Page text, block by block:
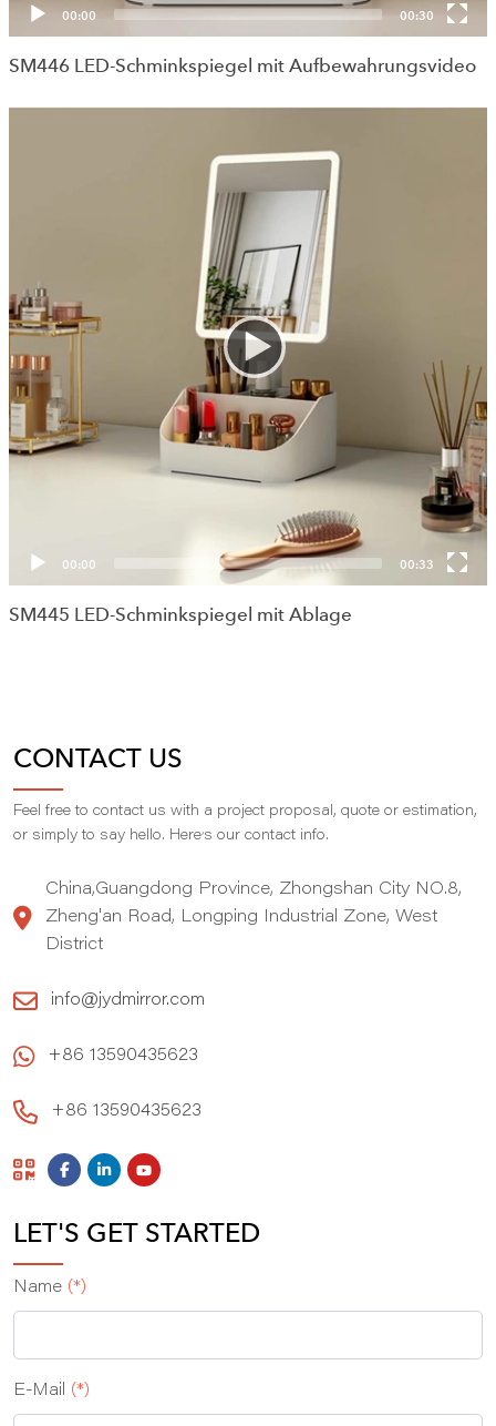
00:00 00:30
SM446 LED-Schminkspiegel mit Aufbewahrungsvideo
00:00 00:33
SM445 LED-Schminkspiegel mit Ablage
CONTACT US
Feel free to contact us with a project proposal, quote or estimation,
or simply to say hello. Here,s our contact info.
China,Guangdong Province, Zhongshan City NO.8,
Zheng'an Road, Longping Industrial Zone, West
District
info@jydmirror.com
+86 13590435623
+86 13590435623
LET'S GET STARTED
Name (*)
E‑Mail (*)